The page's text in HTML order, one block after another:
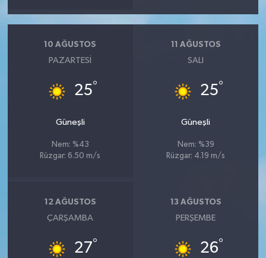
10 AĞUSTOS
PAZARTESI
25°
Güneşli
Nem: %43
Rüzgar: 6.50 m/s
11 AĞUSTOS
SALI
25°
Güneşli
Nem: %39
Rüzgar: 4.19 m/s
12 AĞUSTOS
ÇARŞAMBA
27°
13 AĞUSTOS
PERŞEMBE
26°